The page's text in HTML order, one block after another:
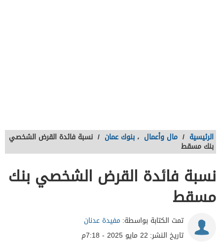
الرئيسية / مال وأعمال ، بنوك عمان / نسبة فائدة القرض الشخصي
بنك مسقط
نسبة فائدة القرض الشخصي بنك
مسقط
تمت الكتابة بواسطة: مفيدة عدنان
تاريخ النشر: 22 مايو 2025 - 7:18م